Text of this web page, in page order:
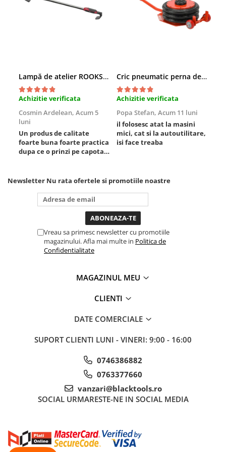
Scule fixare distributie
Chrysler
Citroen
Dacia
Fiat
Ford
Jaguar
Jeep
Land Rover
Mercedes
Scule pentru tinichigerie
Scule Pneumatice
Alte scule pneumatice
Chei cu clichet
Lampă de atelier ROOKS B2 HYBRID pentru capotă, 2000 lumeni, 5000 mAh
Achizitie verificata
Cosmin Ardelean, Acum 5
luni
Un produs de calitate
foarte buna foarte practica
dupa ce o prinzi pe capota
nevoie lumina puternica si
destul de mult dar daca o
bagi la priza nu mai ai
treaba toata ziua ,ce...
Cric pneumatic perna de aer cu inaltator 6T
Achizitie verificata
Popa Stefan, Acum 11 luni
il folosesc atat la masini
mici, cat si la autoutilitare,
isi face treaba
Newsletter Nu rata ofertele si promotiile noastre
Vreau sa primesc newsletter cu promotiile
magazinului. Afla mai multe in Politica de
Confidentialitate
MAGAZINUL MEU
CLIENTI
DATE COMERCIALE
SUPORT CLIENTI LUNI - VINERI: 9:00 - 16:00
0746386882
0763377660
vanzari@blacktools.ro
SOCIAL URMARESTE-NE IN SOCIAL MEDIA